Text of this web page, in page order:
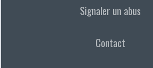
Signaler un abus
Contact